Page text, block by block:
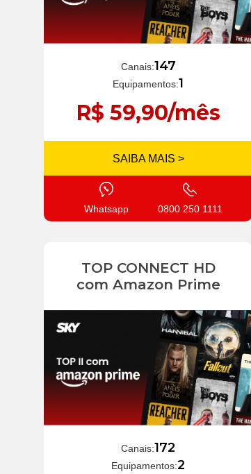
Canais:147
Equipamentos:1
R$ 59,90/mês
SAIBA MAIS >
Whatsapp 0800 250 1111
TOP CONNECT HD
com Amazon Prime
Canais:172
Equipamentos:2